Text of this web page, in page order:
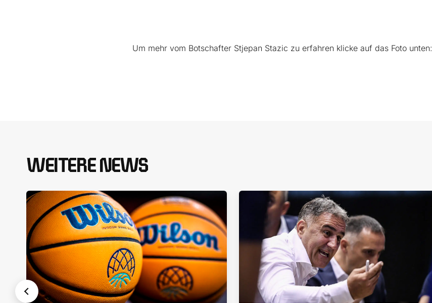
Um mehr vom Botschafter Stjepan Stazic zu erfahren klicke auf das Foto unten:
WEITERE NEWS